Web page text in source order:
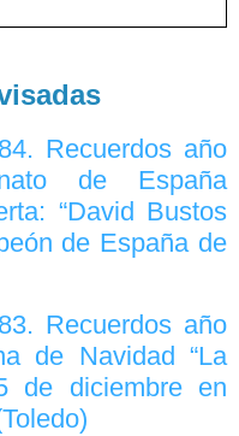
Recuerdos año
de España
“David Bustos
de España de
Recuerdos año
de Navidad “La
de diciembre en